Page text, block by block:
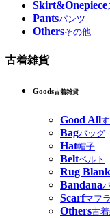
Skirt&Onepiece
Pantsパンツ
Othersその他
古着雑貨
Goods古着雑貨
Good All
Bagバッグ
Hat帽子
Beltベルト
Rug
Bandana
Scarfマフ
Others古